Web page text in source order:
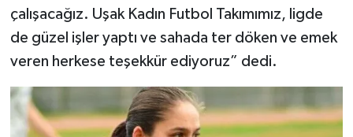
çalışacağız. Uşak Kadın Futbol Takımımız, ligde
de güzel işler yaptı ve sahada ter döken ve emek
veren herkese teşekkür ediyoruz” dedi.